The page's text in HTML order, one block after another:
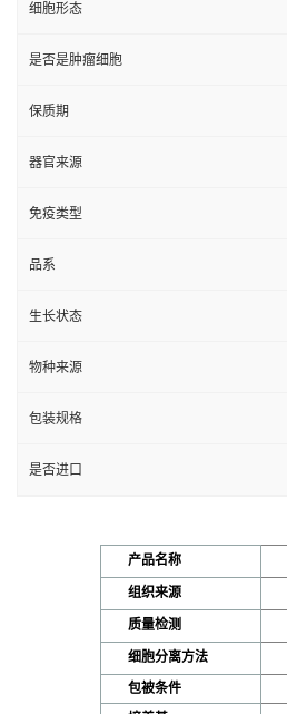
细胞形态
是否是肿瘤细胞
保质期
器官来源
免疫类型
品系
生长状态
物种来源
包装规格
是否进口
产品名称
组织来源
质量检测
细胞分离方法
包被条件